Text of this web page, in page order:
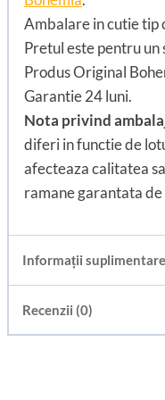
Ambalare in cutie tip
Pretul este pentru un
Produs Original
Garantie 24 luni.
Nota privind
diferi in functie de
afecteaza calitatea
ramane garantata
Informații suplimentare
Recenzii (0)